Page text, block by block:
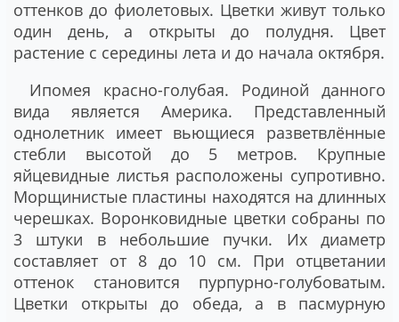
оттенков до фиолетовых. Цветки живут только
один день, а открыты до полудня. Цвет
растение с середины лета и до начала октября.
Ипомея красно-голубая. Родиной данного
вида является Америка. Представленный
однолетник имеет вьющиеся разветвлённые
стебли высотой до 5 метров. Крупные
яйцевидные листья расположены супротивно.
Морщинистые пластины находятся на длинных
черешках. Воронковидные цветки собраны по
3 штуки в небольшие пучки. Их диаметр
составляет от 8 до 10 см. При отцветании
оттенок становится пурпурно-голубоватым.
Цветки открыты до обеда, а в пасмурную